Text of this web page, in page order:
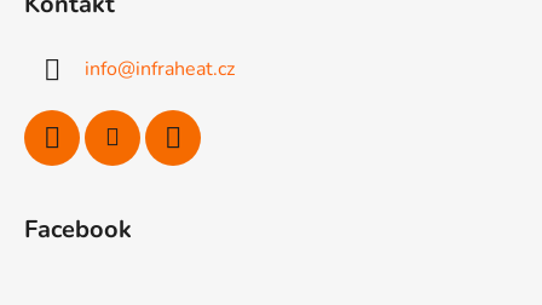
info@infraheat.cz
Facebook